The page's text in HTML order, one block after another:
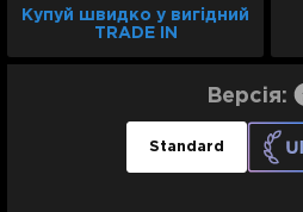
Купуй швидко у вигідний
TRADE IN
Версія:
Standard